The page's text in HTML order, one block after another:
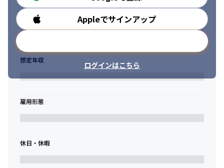
Appleでサインアップ
ログインはこちら
勤務時間
想定年収
雇用形態
休日・休暇